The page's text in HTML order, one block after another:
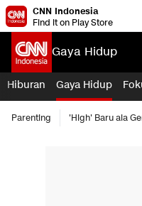
CNN Indonesia
Find it on Play Store
Gaya Hidup
Hiburan Gaya Hidup
Parenting 'High' Baru ala